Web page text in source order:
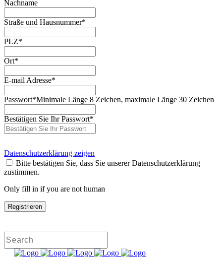
Nachname
Straße und Hausnummer*
PLZ*
Ort*
E-mail Adresse*
Passwort*Minimale Länge 8 Zeichen, maximale Länge 30 Zeichen
Bestätigen Sie Ihr Passwort*
Datenschutzerklärung zeigen
Bitte bestätigen Sie, dass Sie unserer Datenschutzerklärung
zustimmen.
Only fill in if you are not human